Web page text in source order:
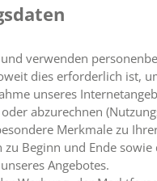
verwenden
dies erforderlich ist,
unseres
abzurechnen
Merkmale zu
zu Beginn und Ende sowie
Angebotes.